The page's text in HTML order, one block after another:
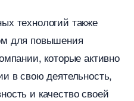
технологий также
для повышения
которые активно
в свою деятельность,
и качество своей